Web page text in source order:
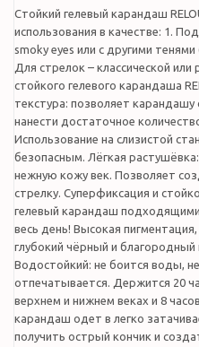
Cтойкий гелевый карандаш
использования в качестве: 1.
smoky eyes или с другими
Для стрелок – классической
стойкого гелевого карандаша
текстура: позволяет карандашу
нанести достаточное
Использование на слизистой
безопасным. Лёгкая
нежную кожу век. Позволяет
стрелку. Суперфиксация и
гелевый карандаш
весь день! Высокая
глубокий чёрный и
Водостойкий: не боится воды,
отпечатывается. Держится 20
верхнем и нижнем веках и 8
карандаш одет в легко
получить острый кончик и